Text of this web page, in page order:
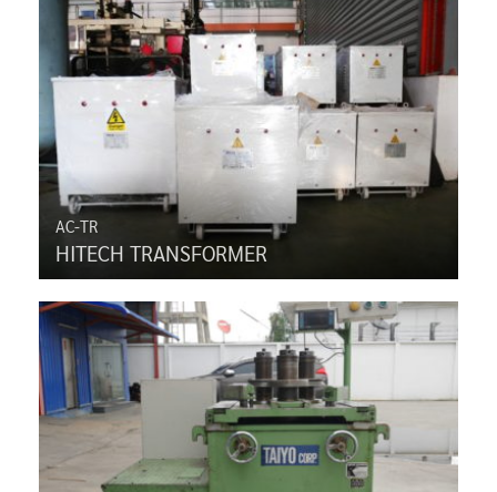
AC-TR
HITECH TRANSFORMER